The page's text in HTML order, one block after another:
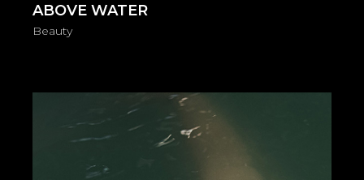
ABOVE WATER
Beauty